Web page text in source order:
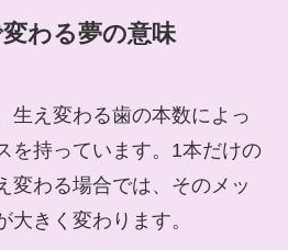
わる夢の意味
生え変わる歯の本数によっ
を持っています。1本だけの
変わる場合では、そのメッ
大きく変わります。